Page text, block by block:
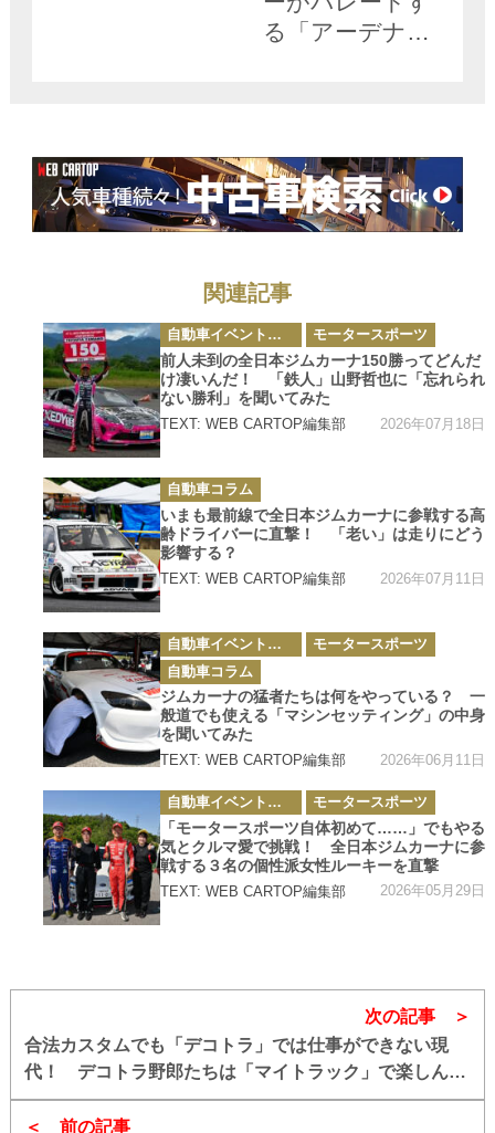
る「アーデナウ
感動【みどり独
乙通信】
関連記事
カ
テ
ゴ
リ
ー
自動車イベント・カーイベント モータースポーツ
前人未到の全日本ジムカーナ150勝ってどんだ
け凄いんだ！ 「鉄人」山野哲也に「忘れられ
ない勝利」を聞いてみた
TEXT: WEB CARTOP編集部 2026年07月18日
カ
テ
ゴ
リ
ー
自動車コラム
いまも最前線で全日本ジムカーナに参戦する高
齢ドライバーに直撃！ 「老い」は走りにどう
影響する？
TEXT: WEB CARTOP編集部 2026年07月11日
カ
テ
ゴ
リ
ー
自動車イベント・カーイベント
モータースポーツ
自動車コラム
ジムカーナの猛者たちは何をやっている？ 一
般道でも使える「マシンセッティング」の中身
を聞いてみた
TEXT: WEB CARTOP編集部 2026年06月11日
カ
テ
ゴ
リ
ー
自動車イベント・カーイベント モータースポーツ
「モータースポーツ自体初めて……」でもやる
気とクルマ愛で挑戦！ 全日本ジムカーナに参
戦する３名の個性派女性ルーキーを直撃
TEXT: WEB CARTOP編集部 2026年05月29日
前の記事
次の記事
合法カスタムでも「デコトラ」では仕事ができない現
代！ デコトラ野郎たちは「マイトラック」で楽しんで
いる